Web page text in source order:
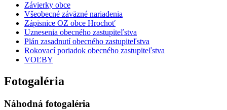
Závierky obce
Všeobecné záväzné nariadenia
Zápisnice OZ obce Hrochoť
Uznesenia obecného zastupiteľstva
Plán zasadnutí obecného zastupiteľstva
Rokovací poriadok obecného zastupiteľstva
VOĽBY
Fotogaléria
Náhodná fotogaléria